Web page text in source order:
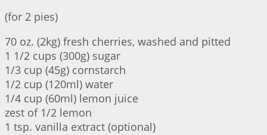
(for 2 pies)
70 oz. (2kg) fresh cherries, washed and pitted
1 1/2 cups (300g) sugar
1/3 cup (45g) cornstarch
1/2 cup (120ml) water
1/4 cup (60ml) lemon juice
zest of 1/2 lemon
1 tsp. vanilla extract (optional)